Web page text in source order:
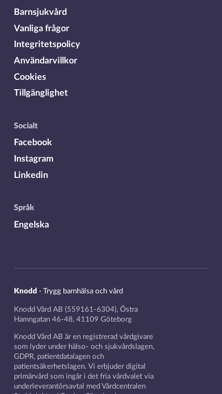
Barnsjukvård
Vanliga frågor
Integritetspolicy
Användarvillkor
Cookies
Tillgänglighet
Socialt
Facebook
Instagram
Linkedin
Språk
Engelska
Knodd · Trygg barnhälsa och vård
Knodd Vård AB (559161-6304), Östra
Hamngatan 46-48, 41109 Göteborg
Knodd Vård AB är en registrerad vårdgivare
som lyder under hälso- och sjukvårdslagen,
GDPR, patientdatalagen och
patientsäkerhetslagen. Vi erbjuder digital
primärvård som ingår i det fria vårdvalet via
underleverantörsavtal med Vårdcentralen